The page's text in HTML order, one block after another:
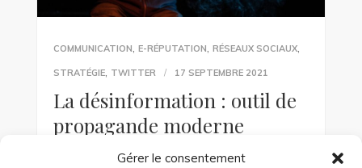
Gérer le consentement
COMMUNICATION, E-RÉPUTATION, RÉSEAUX SOCIAUX,
STRATÉGIE, TWITTER 17 SEPTEMBRE 2021
La désinformation : outil de
propagande moderne
Avez-vous lu les dernières actualités ? Un titre